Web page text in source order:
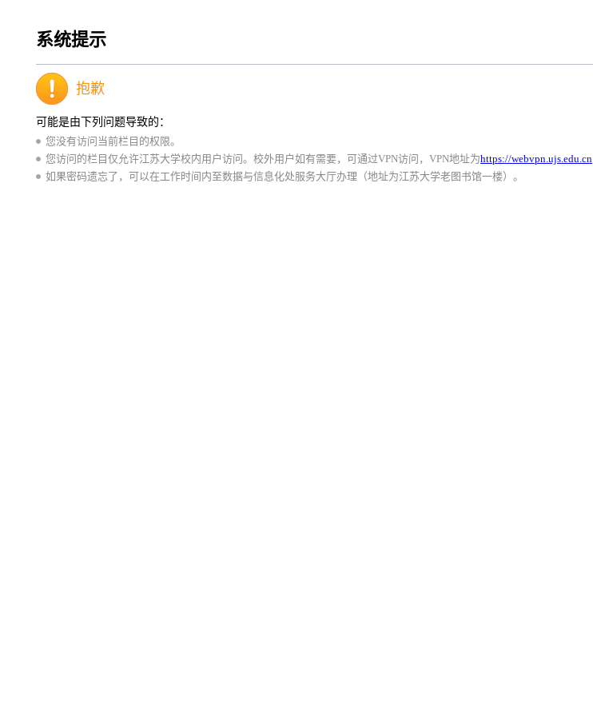
系统提示
抱歉
可能是由下列问题导致的：
您没有访问当前栏目的权限。
您访问的栏目仅允许江苏大学校内用户访问。校外用户如有需要，可通过VPN访问，VPN地址为https://webvpn.ujs.edu.cn
如果密码遗忘了，可以在工作时间内至数据与信息化处服务大厅办理（地址为江苏大学老图书馆一楼）。